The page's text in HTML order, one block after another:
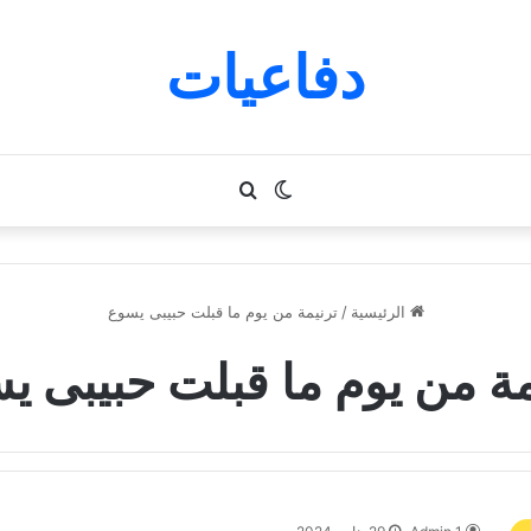
دفاعيات
بحث
عن
الوضع
المظلم
الرئيسية / ترنيمة من يوم ما قبلت حبيبى يسوع
من يوم ما قبلت حبيبى